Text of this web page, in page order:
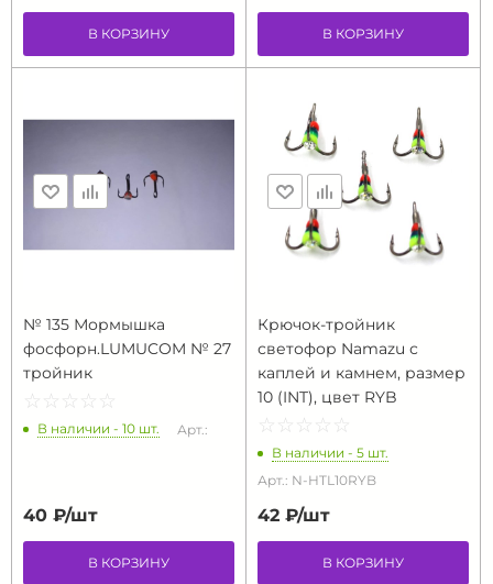
В КОРЗИНУ В КОРЗИНУ
№ 135 Мормышка
фосфорн.LUMUCOM № 27
тройник
☆ ☆ ☆ ☆ ☆
★ ★ ★ ★ ★
В наличии - 10 шт. Арт.:
40 ₽/шт
В КОРЗИНУ
Крючок-тройник
светофор Namazu с
каплей и камнем, размер
10 (INT), цвет RYB
☆ ☆ ☆ ☆ ☆
★ ★ ★ ★ ★
В наличии - 5 шт.
Арт.: N-HTL10RYB
42 ₽/шт
В КОРЗИНУ